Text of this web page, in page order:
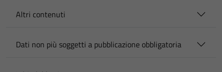
Altri contenuti
Dati non più soggetti a pubblicazione obbligatoria